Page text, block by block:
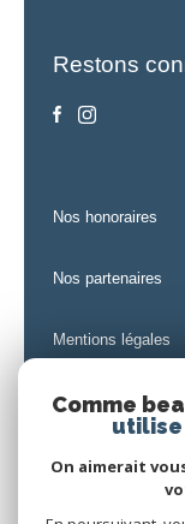
Restons
nos honoraires
nos partenaires
mentions légales
admin
politique rgpd
Comme
utilise
On aimerait